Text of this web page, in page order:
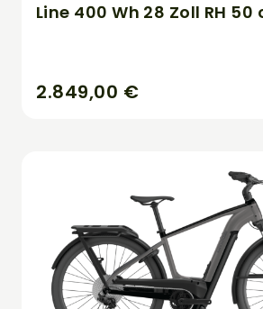
Line 400 Wh 28 Zoll RH
2.849,00 €